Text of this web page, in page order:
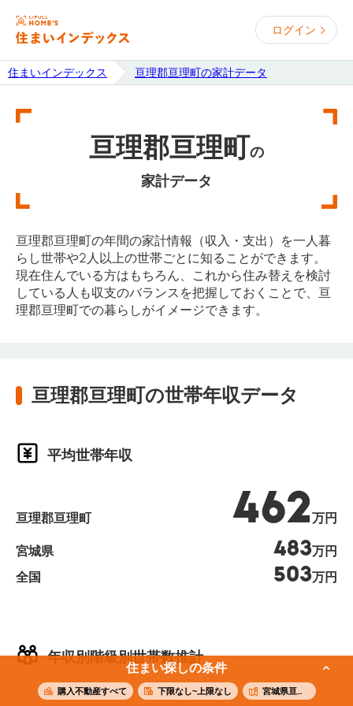
ログイン
住まいインデックス 亘理郡亘理町の家計データ
住まい探しの条件
購入不動産すべて 下限なし~上限なし 宮城県亘理郡亘理町
亘理郡亘理町の
家計データ
亘理郡亘理町の年間の家計情報（収入・支出）を一人暮
らし世帯や2人以上の世帯ごとに知ることができます。
現在住んでいる方はもちろん、これから住み替えを検討
している人も収支のバランスを把握しておくことで、亘
理郡亘理町での暮らしがイメージできます。
亘理郡亘理町の世帯年収データ
年収別階級別世帯数推計
平均世帯年収
亘理郡亘理町 462万円
宮城県 483万円
全国
503万円